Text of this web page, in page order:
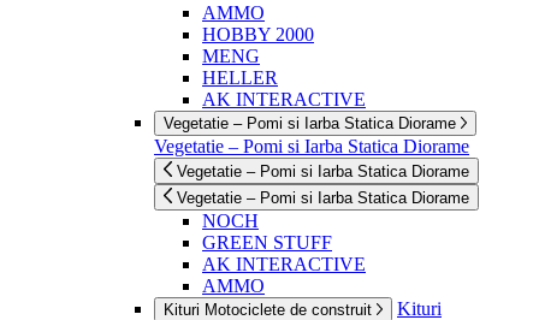
AMMO
HOBBY 2000
MENG
HELLER
AK INTERACTIVE
Vegetatie – Pomi si Iarba Statica Diorame
Vegetatie – Pomi si Iarba Statica Diorame
Vegetatie – Pomi si Iarba Statica Diorame
Vegetatie – Pomi si Iarba Statica Diorame
NOCH
GREEN STUFF
AK INTERACTIVE
AMMO
Kituri Motociclete de construit
Kituri